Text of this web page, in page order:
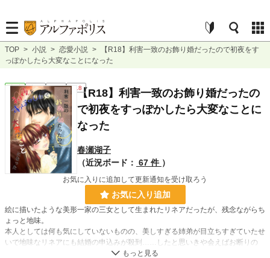
TOP > 小説 > 恋愛小説 >
【R18】利害一致のお飾り婚だったので初夜をす
っぽかしたら大変なことになった
恋愛 完結 短編 R18【R18】利害一致のお飾り婚だったの
で初夜をすっぽかしたら大変なことに
なった
春瀬湖子
（近況ボード： 67 件 ）
お気に入りに追加して更新通知を受け取ろう
お気に入り追加
絵に描いたような美形一家の三女として生まれたリネアだったが、残念ながらち
ょっと地味。
本人としては何も気にしていないものの、美しすぎる姉弟が目立ちすぎていたせ
いで地味なリネアにも結婚の申込みが殺到……したと思いきや会えばお断りの